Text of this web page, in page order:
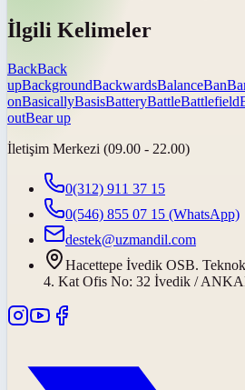
İlgili Kelimeler
BackBack
upBackgroundBackwardsBalanceBan
onBasicallyBasisBatteryBattleBattlefield
outBear up
İletişim Merkezi (09.00 - 22.00)
0(312) 911 37 15
0(546) 855 07 15 (WhatsApp)
destek@uzmandil.com
Hacettepe İvedik OSB.
4. Kat Ofis No: 32 İvedik /